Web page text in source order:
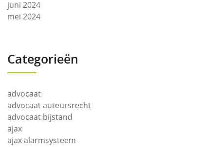
juni 2024
mei 2024
Categorieën
advocaat
advocaat auteursrecht
advocaat bijstand
ajax
ajax alarmsysteem